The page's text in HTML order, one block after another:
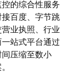
的综合性服务
百度、字节跳
业执照、行业
站式平台通过
压缩至数小